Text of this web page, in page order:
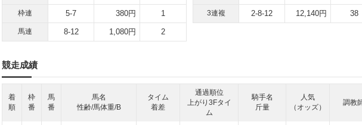
枠連 5-7 380円 1
馬連 8-12 1,080円 2
3連複 2-8-12 12,140円 38
競走成績
着
順
枠
番
馬
番
馬名
性齢/馬体重/B
タイム
着差
通過順位
上がり3Fタイ
ム
騎手名
斤量
人気
（オッズ）
調教